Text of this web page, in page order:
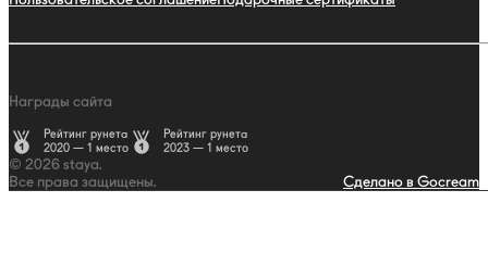
Награды сайта
Рейтинг рунета
2020 — 1 место
Рейтинг рунета
2023 — 1 место
© 2026 staya.
Все права защищены.
Сделано в Gocream